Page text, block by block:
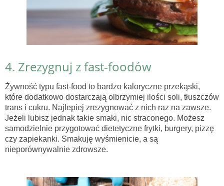
4. Zrezygnuj z fast-foodów
Żywność typu fast-food to bardzo kaloryczne przekąski,
które dodatkowo dostarczają olbrzymiej ilości soli, tłuszczów
trans i cukru. Najlepiej zrezygnować z nich raz na zawsze.
Jeżeli lubisz jednak takie smaki, nic straconego. Możesz
samodzielnie przygotować dietetyczne frytki, burgery, pizzę
czy zapiekanki. Smakuję wyśmienicie, a są
nieporównywalnie zdrowsze.